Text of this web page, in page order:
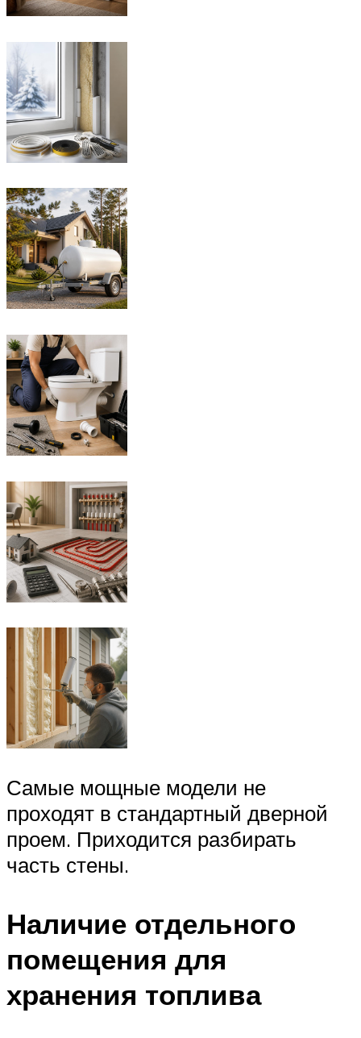
Самые мощные модели не
проходят в стандартный дверной
проем. Приходится разбирать
часть стены.
Наличие отдельного
помещения для
хранения топлива